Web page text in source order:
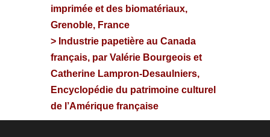
imprimée et des biomatériaux,
Grenoble, France
> Industrie papetière au Canada
français, par Valérie Bourgeois et
Catherine Lampron-Desaulniers,
Encyclopédie du patrimoine culturel
de l’Amérique française